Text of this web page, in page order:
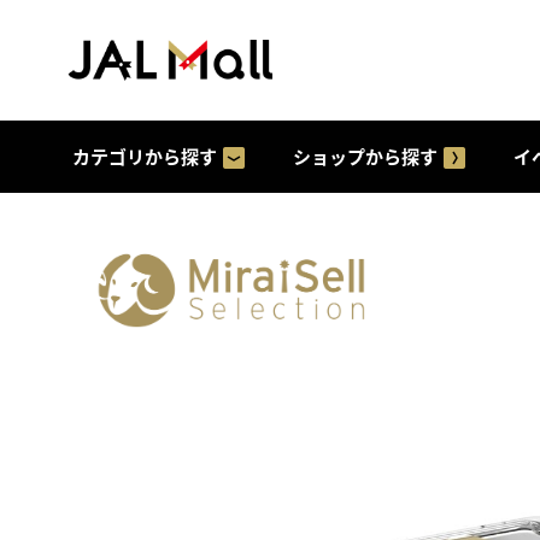
カテゴリから探す ショップから探す イ